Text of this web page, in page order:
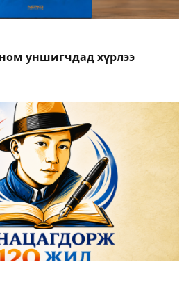
уншигчдад хүрлээ